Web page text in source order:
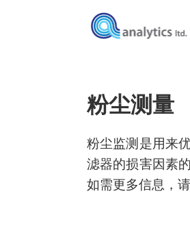
粉尘测量
粉尘监测是用来
滤器的损害因素
如需更多信息，